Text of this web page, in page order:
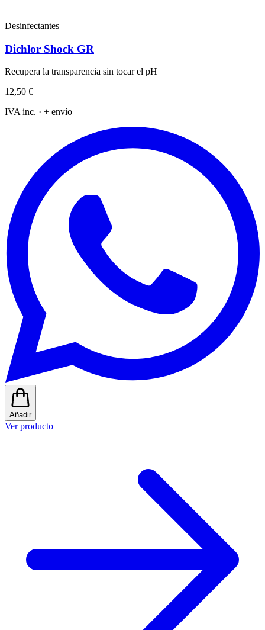
Desinfectantes
Dichlor Shock GR
Recupera la transparencia sin tocar el pH
12,50 €
IVA inc. · + envío
Añadir
Ver producto